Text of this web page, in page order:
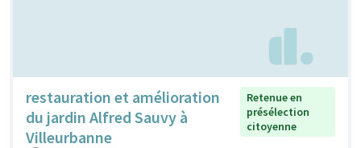
restauration et amélioration
du jardin Alfred Sauvy à
Villeurbanne
Retenue en
présélection
citoyenne